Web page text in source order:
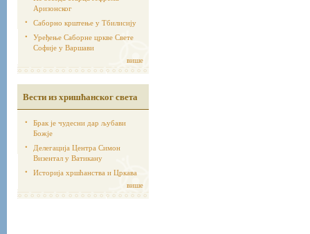
Аризонског
Саборно крштење у Тбилисију
Уређење Саборне цркве Свете
Софије у Варшави
више
Вести из хришћанског света
Брак је чудесни дар љубави
Божје
Делегација Центра Симон
Визентал у Ватикану
Историја хршћанства и Цркава
више